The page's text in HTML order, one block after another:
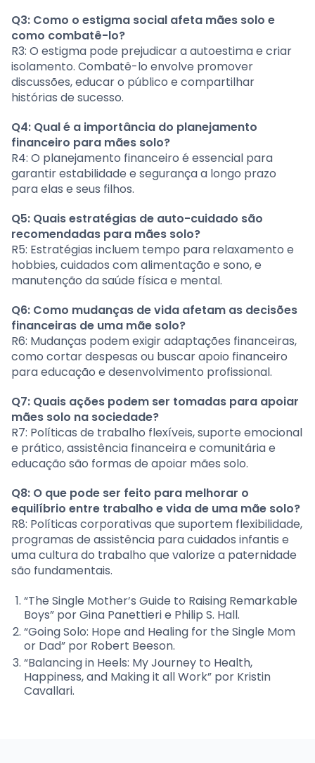
Q3: Como o estigma social afeta mães solo e
como combatê-lo?
R3: O estigma pode prejudicar a autoestima e criar
isolamento. Combatê-lo envolve promover
discussões, educar o público e compartilhar
histórias de sucesso.
Q4: Qual é a importância do planejamento
financeiro para mães solo?
R4: O planejamento financeiro é essencial para
garantir estabilidade e segurança a longo prazo
para elas e seus filhos.
Q5: Quais estratégias de auto-cuidado são
recomendadas para mães solo?
R5: Estratégias incluem tempo para relaxamento e
hobbies, cuidados com alimentação e sono, e
manutenção da saúde física e mental.
Q6: Como mudanças de vida afetam as decisões
financeiras de uma mãe solo?
R6: Mudanças podem exigir adaptações financeiras,
como cortar despesas ou buscar apoio financeiro
para educação e desenvolvimento profissional.
Q7: Quais ações podem ser tomadas para apoiar
mães solo na sociedade?
R7: Políticas de trabalho flexíveis, suporte emocional
e prático, assistência financeira e comunitária e
educação são formas de apoiar mães solo.
Q8: O que pode ser feito para melhorar o
equilíbrio entre trabalho e vida de uma mãe solo?
R8: Políticas corporativas que suportem flexibilidade,
programas de assistência para cuidados infantis e
uma cultura do trabalho que valorize a paternidade
são fundamentais.
“The Single Mother’s Guide to Raising Remarkable
Boys” por Gina Panettieri e Philip S. Hall.
“Going Solo: Hope and Healing for the Single Mom
or Dad” por Robert Beeson.
“Balancing in Heels: My Journey to Health,
Happiness, and Making it all Work” por Kristin
Cavallari.